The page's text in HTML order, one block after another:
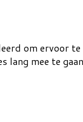
om ervoor te
lang mee te